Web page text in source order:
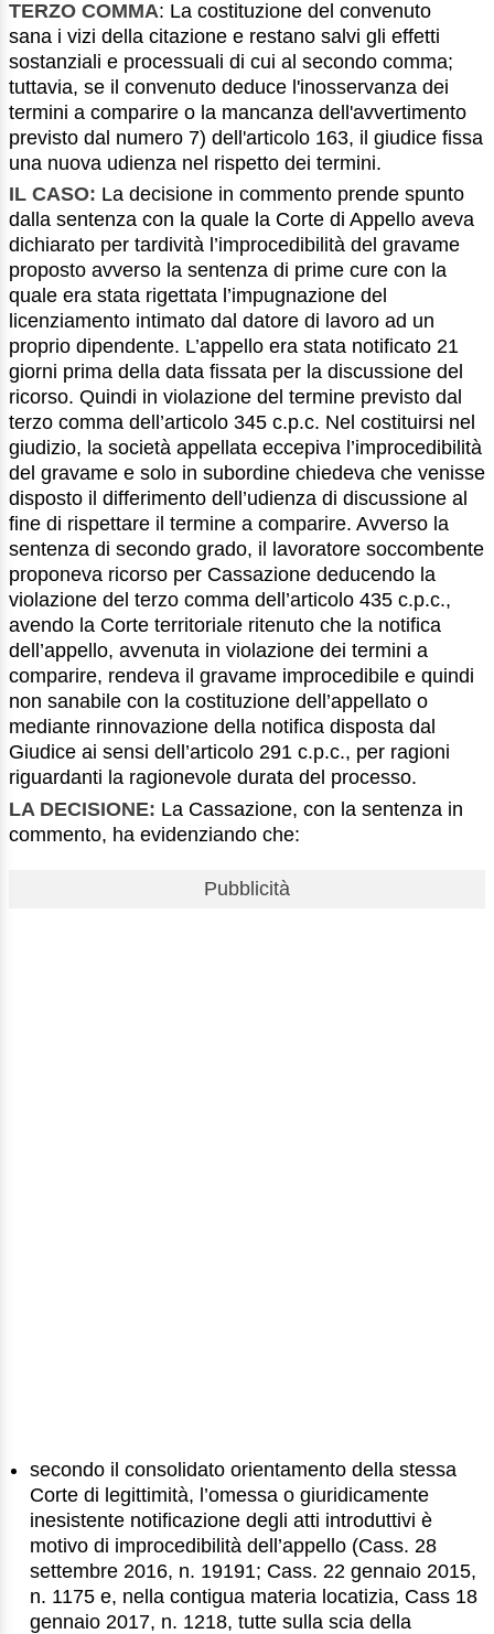
TERZO COMMA: La costituzione del convenuto
sana i vizi della citazione e restano salvi gli effetti
sostanziali e processuali di cui al secondo comma;
tuttavia, se il convenuto deduce l'inosservanza dei
termini a comparire o la mancanza dell'avvertimento
previsto dal numero 7) dell'articolo 163, il giudice fissa
una nuova udienza nel rispetto dei termini.
IL CASO: La decisione in commento prende spunto
dalla sentenza con la quale la Corte di Appello aveva
dichiarato per tardività l’improcedibilità del gravame
proposto avverso la sentenza di prime cure con la
quale era stata rigettata l’impugnazione del
licenziamento intimato dal datore di lavoro ad un
proprio dipendente. L’appello era stata notificato 21
giorni prima della data fissata per la discussione del
ricorso. Quindi in violazione del termine previsto dal
terzo comma dell’articolo 345 c.p.c. Nel costituirsi nel
giudizio, la società appellata eccepiva l’improcedibilità
del gravame e solo in subordine chiedeva che venisse
disposto il differimento dell’udienza di discussione al
fine di rispettare il termine a comparire. Avverso la
sentenza di secondo grado, il lavoratore soccombente
proponeva ricorso per Cassazione deducendo la
violazione del terzo comma dell’articolo 435 c.p.c.,
avendo la Corte territoriale ritenuto che la notifica
dell’appello, avvenuta in violazione dei termini a
comparire, rendeva il gravame improcedibile e quindi
non sanabile con la costituzione dell’appellato o
mediante rinnovazione della notifica disposta dal
Giudice ai sensi dell’articolo 291 c.p.c., per ragioni
riguardanti la ragionevole durata del processo.
LA DECISIONE: La Cassazione, con la sentenza in
commento, ha evidenziando che:
Pubblicità
secondo il consolidato orientamento della stessa
Corte di legittimità, l’omessa o giuridicamente
inesistente notificazione degli atti introduttivi è
motivo di improcedibilità dell’appello (Cass. 28
settembre 2016, n. 19191; Cass. 22 gennaio 2015,
n. 1175 e, nella contigua materia locatizia, Cass 18
gennaio 2017, n. 1218, tutte sulla scia della